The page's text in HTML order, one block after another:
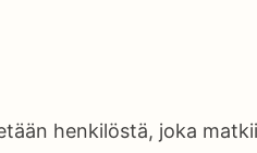
henkilöstä, joka